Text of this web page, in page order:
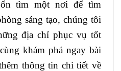
tìm một nơi để tìm
sáng tạo, chúng tôi
địa chỉ phục vụ tốt
khám phá ngay bài
thông tin chi tiết về